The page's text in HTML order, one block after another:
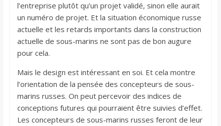
l’entreprise plutôt qu’un projet validé, sinon elle aurait
un numéro de projet. Et la situation économique russe
actuelle et les retards importants dans la construction
actuelle de sous-marins ne sont pas de bon augure
pour cela.
Mais le design est intéressant en soi. Et cela montre
l’orientation de la pensée des concepteurs de sous-
marins russes. On peut percevoir des indices de
conceptions futures qui pourraient être suivies d’effet.
Les concepteurs de sous-marins russes feront de leur